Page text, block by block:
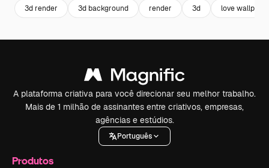
3d render 3d background render 3d love
A plataforma criativa para você direcionar seu melhor trabalho.
Mais de 1 milhão de assinantes entre criativos, empresas,
agências e estúdios.
Português
Produtos